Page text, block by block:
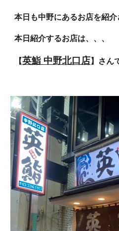
本日も中野にあるお店を紹
本日紹介するお店は、、、
【英鮨 中野北口店】さん